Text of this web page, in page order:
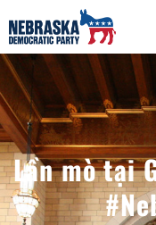
Lần mò tại